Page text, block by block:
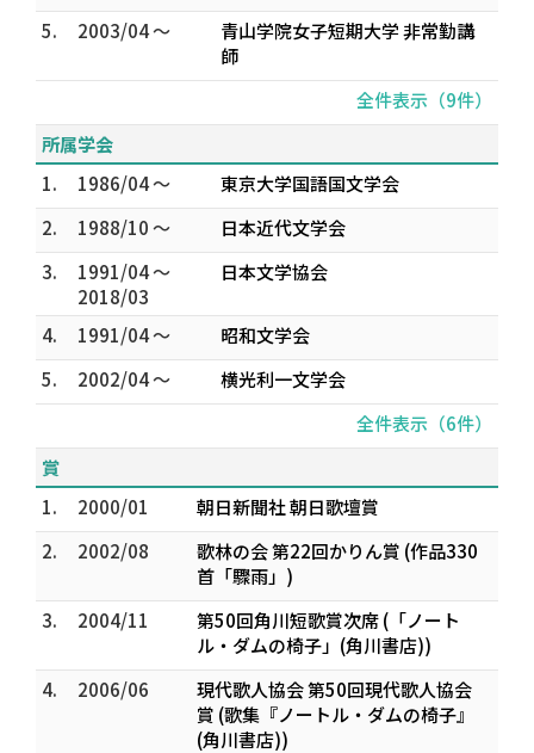
5.
2003/04 ～
青山学院女子短期大学 非常勤講
師
全件表示（9件）
所属学会
1.
1986/04 ～
東京大学国語国文学会
2.
1988/10 ～
日本近代文学会
3.
1991/04 ～
2018/03
日本文学協会
4. 1991/04 ～
昭和文学会
5.
2002/04 ～
横光利一文学会
全件表示（6件）
賞
1.
2000/01
朝日新聞社 朝日歌壇賞
2.
2002/08
歌林の会 第22回かりん賞 (作品330
首「驟雨」)
3.
2004/11
第50回角川短歌賞次席 (「ノート
ル・ダムの椅子」(角川書店))
4.
2006/06
現代歌人協会 第50回現代歌人協会
賞 (歌集『ノートル・ダムの椅子』
(角川書店))